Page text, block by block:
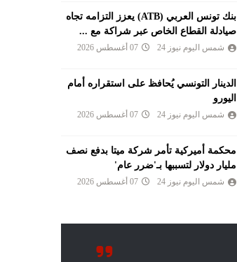
بنك تونس العربي (ATB) يعزز التزامه تجاه
صيادلة القطاع الخاص عبر شراكة مع ...
شمس اليوم نيوز 24 07 أغسطس 2026
الدينار التونسي يُحافظ على استقراره أمام
اليورو
شمس اليوم نيوز 24 07 أغسطس 2026
محكمة أميركية تأمر شركة ميتا بدفع نصف
مليار دولار لتسببها بـ'ضرر عام'
شمس اليوم نيوز 24 07 أغسطس 2026